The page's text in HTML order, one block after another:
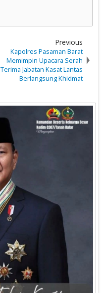
Previous
Kapolres Pasaman Barat
Memimpin Upacara Serah
Terima Jabatan Kasat Lantas
Berlangsung Khidmat